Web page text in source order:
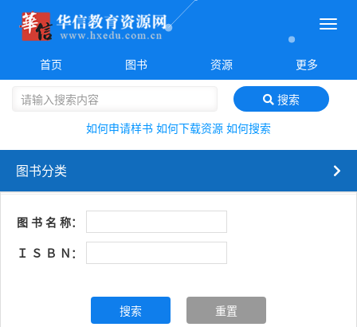
菜
首页
图书 资源 更多
搜索
如何申请样书 如何下载资源 如何搜索
图书分类
图 书 名 称：
Ｉ Ｓ Ｂ Ｎ：
搜索 重置